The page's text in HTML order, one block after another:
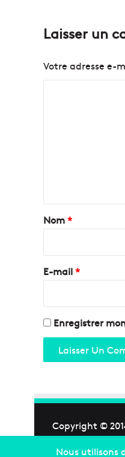
Laisser un
Votre adresse e-
a
r
e
Nom*
E-mail*
Enregistrer
Copyright ©